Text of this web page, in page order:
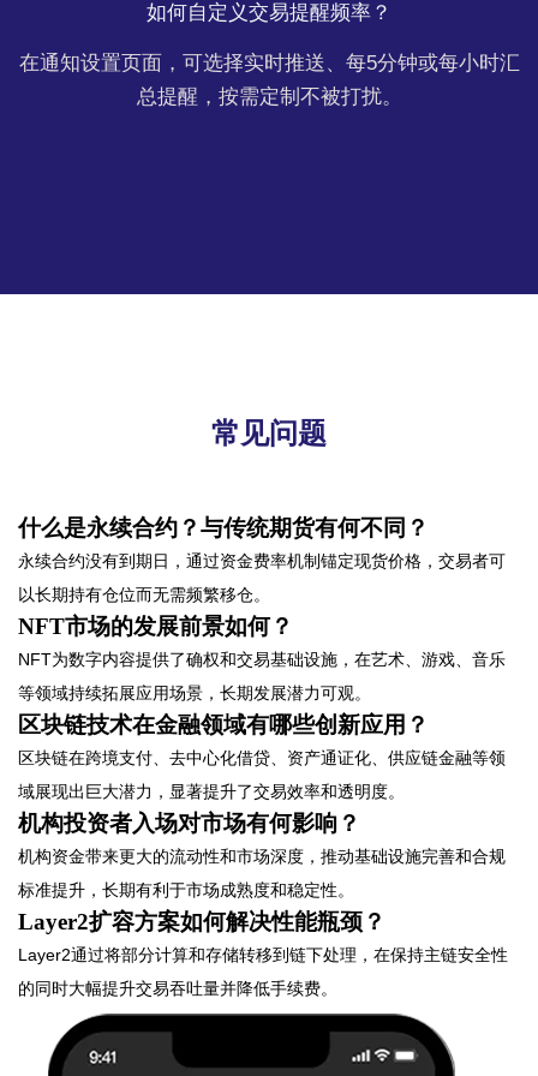
如何自定义交易提醒频率？
在通知设置页面，可选择实时推送、每5分钟或每小时汇
总提醒，按需定制不被打扰。
常见问题
什么是永续合约？与传统期货有何不同？
永续合约没有到期日，通过资金费率机制锚定现货价格，交易者可
以长期持有仓位而无需频繁移仓。
NFT市场的发展前景如何？
NFT为数字内容提供了确权和交易基础设施，在艺术、游戏、音乐
等领域持续拓展应用场景，长期发展潜力可观。
区块链技术在金融领域有哪些创新应用？
区块链在跨境支付、去中心化借贷、资产通证化、供应链金融等领
域展现出巨大潜力，显著提升了交易效率和透明度。
机构投资者入场对市场有何影响？
机构资金带来更大的流动性和市场深度，推动基础设施完善和合规
标准提升，长期有利于市场成熟度和稳定性。
Layer2扩容方案如何解决性能瓶颈？
Layer2通过将部分计算和存储转移到链下处理，在保持主链安全性
的同时大幅提升交易吞吐量并降低手续费。